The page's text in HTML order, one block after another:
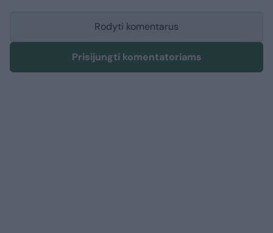
Rodyti komentarus
Prisijungti komentatoriams